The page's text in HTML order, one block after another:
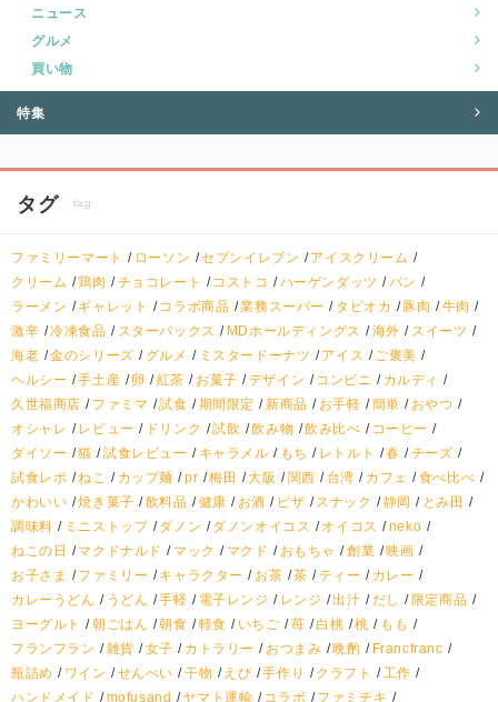
ニュース
グルメ
買い物
特集
タグ tag
ファミリーマート ローソン セブンイレブン
アイスクリーム
クリーム
鶏肉 チョコレート コストコ ハーゲンダッツ
パン
ラーメン
ギャレット コラボ商品 業務スーパー タピオカ 豚肉
牛肉
激辛 冷凍食品 スターバックス MDホールディングス 海外
スイーツ
海老 金のシリーズ グルメ ミスタードーナツ アイス
ご褒美
ヘルシー
手土産 卵 紅茶 お菓子 デザイン コンビニ
カルディ
久世福商店
ファミマ 試食 期間限定 新商品 お手軽 簡単
おやつ
オシャレ
レビュー ドリンク 試飲 飲み物 飲み比べ
コーヒー
ダイソー
猫 試食レビュー キャラメル もち レトルト 春
チーズ
試食レポ ねこ カップ麺 pr 梅田 大阪 関西 台湾 カフェ
食べ比べ
かわいい 焼き菓子 飲料品 健康 お酒 ピザ スナック 静岡
とみ田
調味料
ミニストップ ダノン ダノンオイコス オイコス
neko
ねこの日
マクドナルド マック マクド おもちゃ 創業 映画
お子さま
ファミリー キャラクター お茶 茶 ティー
カレー
カレーうどん
うどん 手軽 電子レンジ レンジ 出汁 だし
限定商品
ヨーグルト
朝ごはん 朝食 軽食 いちご 苺 白桃 桃
もも
フランフラン
雑貨 女子 カトラリー おつまみ 晩酌
Francfranc
瓶詰め
ワイン せんべい 干物 えび 手作り クラフト
工作
ハンドメイド
mofusand ヤマト運輸 コラボ
ファミチキ